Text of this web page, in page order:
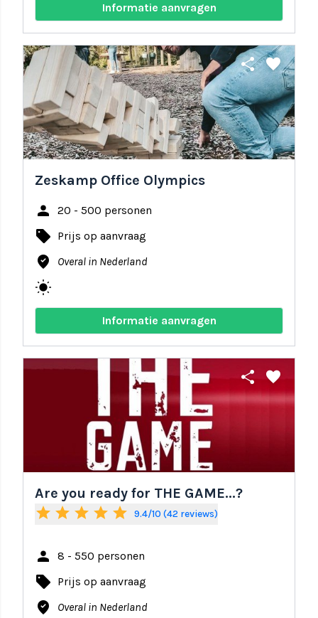
Informatie aanvragen
share favorite
Zeskamp Office Olympics
person 20 - 500 personen
local_offer Prijs op aanvraag
where_to_vote Overal in Nederland
wb_sunny
Informatie aanvragen
share favorite
Are you ready for THE GAME...?
star star star star star 9.4/10 (42 reviews)
person 8 - 550 personen
local_offer Prijs op aanvraag
where_to_vote Overal in Nederland